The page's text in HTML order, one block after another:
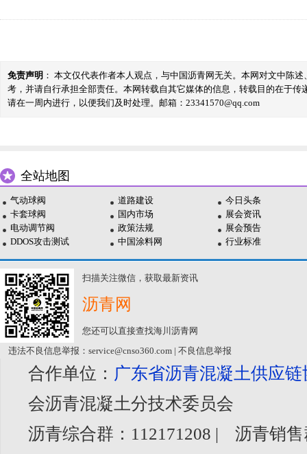
免责声明 ： 本文仅代表作者本人观点，与中国沥青网无关。本网对文中陈
考，并请自行承担全部责任。本网转载自其它媒体的信息，转载目的在于
请在一周内进行，以便我们及时处理。邮箱：23341570@qq.com
全站地图
气动球阀
卡套球阀
电动调节阀
DDOS攻击测试
道路建设
国内市场
政策法规
中国涂料网
今日头条
展会资讯
展会预告
行业标准
扫描关注微信，获取最新资讯
沥青网
您还可以直接查找海川沥青网
违法不良信息举报：service@cnso360.com | 不良信息举报
合作单位： 广东省沥青混凝土供应链
会沥青混凝土分技术委员会
沥青综合群：112171208 | 沥青销